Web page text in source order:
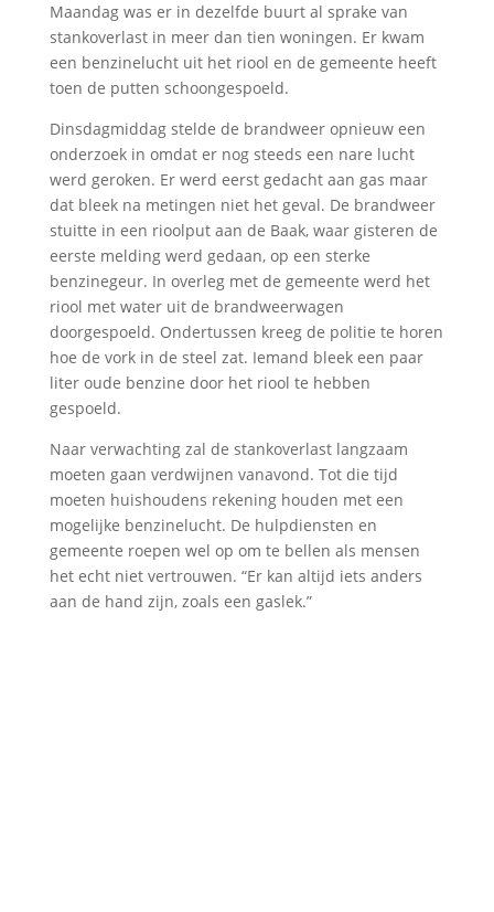
Maandag was er in dezelfde buurt al sprake van
stankoverlast in meer dan tien woningen. Er kwam
een benzinelucht uit het riool en de gemeente heeft
toen de putten schoongespoeld.
Dinsdagmiddag stelde de brandweer opnieuw een
onderzoek in omdat er nog steeds een nare lucht
werd geroken. Er werd eerst gedacht aan gas maar
dat bleek na metingen niet het geval. De brandweer
stuitte in een rioolput aan de Baak, waar gisteren de
eerste melding werd gedaan, op een sterke
benzinegeur. In overleg met de gemeente werd het
riool met water uit de brandweerwagen
doorgespoeld. Ondertussen kreeg de politie te horen
hoe de vork in de steel zat. Iemand bleek een paar
liter oude benzine door het riool te hebben
gespoeld.
Naar verwachting zal de stankoverlast langzaam
moeten gaan verdwijnen vanavond. Tot die tijd
moeten huishoudens rekening houden met een
mogelijke benzinelucht. De hulpdiensten en
gemeente roepen wel op om te bellen als mensen
het echt niet vertrouwen. “Er kan altijd iets anders
aan de hand zijn, zoals een gaslek.”